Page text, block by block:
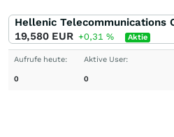
Hellenic Telecommunications
19,580 EUR +0,31 % Aktie
Aufrufe heute:
0
Aktive User:
0